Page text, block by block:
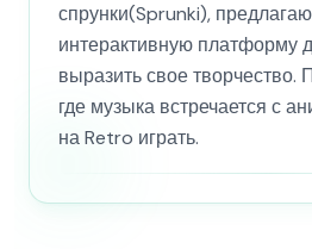
спрунки(Sprunki),
интерактивную платформу
выразить свое творчество.
где музыка встречается с
на Retro играть.